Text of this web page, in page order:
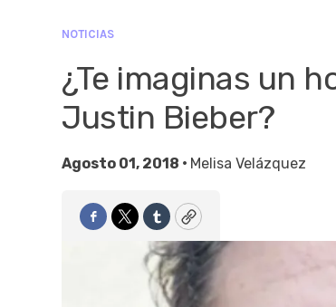
NOTICIAS
¿Te imaginas un
Justin Bieber?
Agosto 01, 2018 • Melisa Velázquez
Facebook
TwitterTumblrCopy